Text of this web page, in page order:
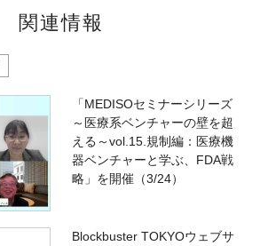
関連情報
「MEDISOセミナーシリーズ
～医療系ベンチャーの壁を超
える～vol.15.規制編：医療機
器ベンチャーと学ぶ、FDA戦
略」を開催（3/24）
Blockbuster TOKYOウェブサ